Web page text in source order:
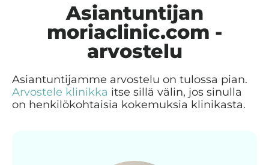
Asiantuntijan
moriaclinic.com -
arvostelu
Asiantuntijamme arvostelu on tulossa pian.
Arvostele klinikka itse sillä välin, jos sinulla
on henkilökohtaisia kokemuksia klinikasta.